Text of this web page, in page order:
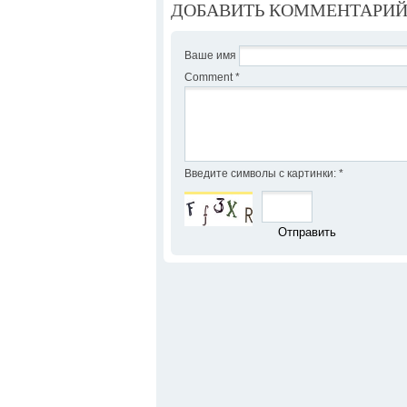
ДОБАВИТЬ КОММЕНТАРИЙ
Ваше имя
Comment *
Введите символы с картинки: *